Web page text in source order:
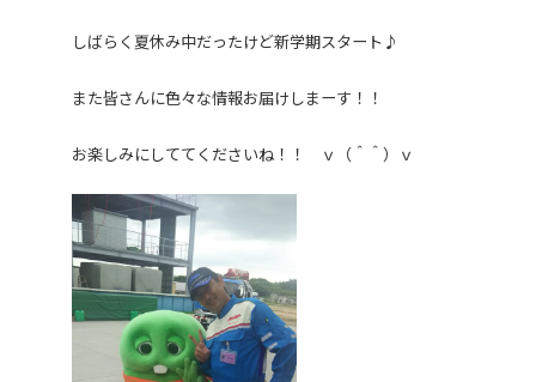
しばらく夏休み中だったけど新学期スタート♪
また皆さんに色々な情報お届けしまーす！！
お楽しみにしててくださいね！！ ｖ（＾＾）ｖ